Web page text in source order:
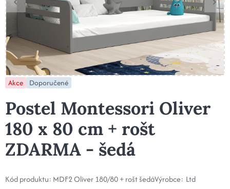
Akce Doporučené
Postel Montessori Oliver
180 x 80 cm + rošt
ZDARMA - šedá
Kód produktu: MDF2 Oliver 180/80 + rošt šedáVýrobce: Ltd